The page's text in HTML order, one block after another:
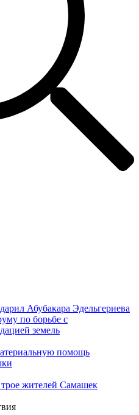
Абубакара Эдельгериева
по борьбе с
земель
помощь
жителей Самашек